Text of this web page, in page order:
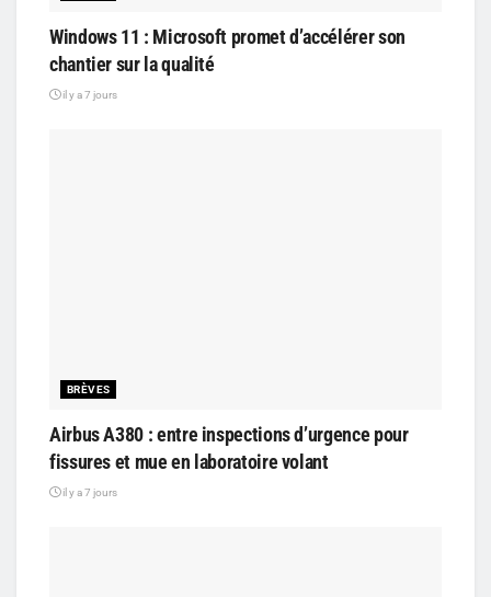
Windows 11 : Microsoft promet d’accélérer son
chantier sur la qualité
il y a 7 jours
BRÈVES
Airbus A380 : entre inspections d’urgence pour
fissures et mue en laboratoire volant
il y a 7 jours